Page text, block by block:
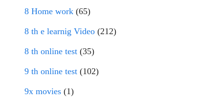
8 Home work (65)
8 th e learnig Video (212)
8 th online test (35)
9 th online test (102)
9x movies (1)